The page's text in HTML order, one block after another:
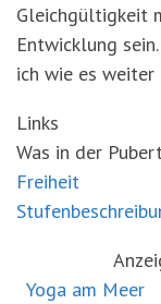
Gleichgültigkeit
Entwicklung
ich wie es weiter
Links
Was in der
Freiheit
Yoga am Meer